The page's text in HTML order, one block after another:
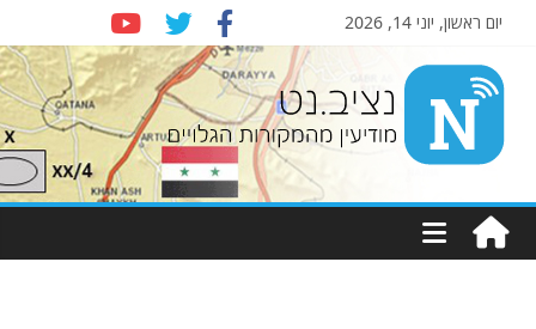
יום ראשון, יוני 14, 2026
Nziv.net
מודיעין
מהמקורות